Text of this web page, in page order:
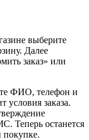
выберите
Далее
заказ» или
ФИО, телефон и
условия заказа.
Теперь останется
покупке.